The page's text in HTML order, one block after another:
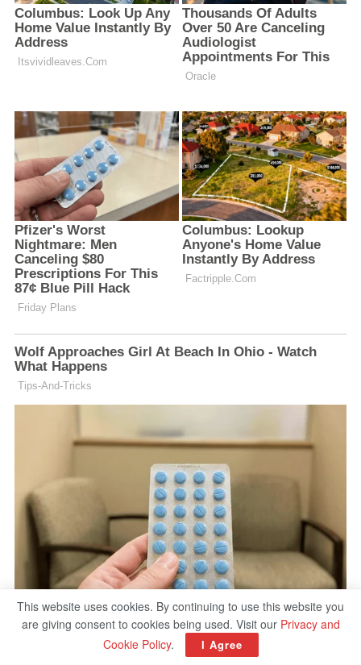
This website uses cookies. By continuing to use this website you
are giving consent to cookies being used. Visit our Privacy and
Cookie Policy. I Agree